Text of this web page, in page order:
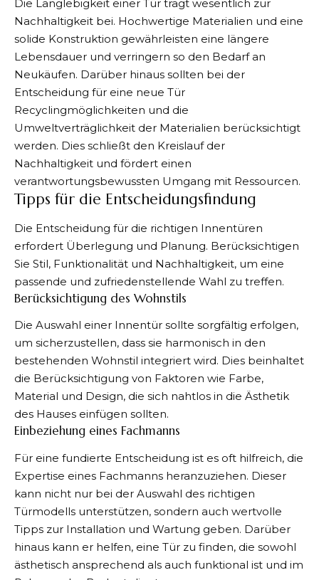
Die Langlebigkeit einer Tür trägt wesentlich zur
Nachhaltigkeit bei. Hochwertige Materialien und eine
solide Konstruktion gewährleisten eine längere
Lebensdauer und verringern so den Bedarf an
Neukäufen. Darüber hinaus sollten bei der
Entscheidung für eine neue Tür
Recyclingmöglichkeiten und die
Umweltverträglichkeit der Materialien berücksichtigt
werden. Dies schließt den Kreislauf der
Nachhaltigkeit und fördert einen
verantwortungsbewussten Umgang mit Ressourcen.
Tipps für die Entscheidungsfindung
Die Entscheidung für die richtigen Innentüren
erfordert Überlegung und Planung. Berücksichtigen
Sie Stil, Funktionalität und Nachhaltigkeit, um eine
passende und zufriedenstellende Wahl zu treffen.
Berücksichtigung des Wohnstils
Die Auswahl einer Innentür sollte sorgfältig erfolgen,
um sicherzustellen, dass sie harmonisch in den
bestehenden Wohnstil integriert wird. Dies beinhaltet
die Berücksichtigung von Faktoren wie Farbe,
Material und Design, die sich nahtlos in die Ästhetik
des Hauses einfügen sollten.
Einbeziehung eines Fachmanns
Für eine fundierte Entscheidung ist es oft hilfreich, die
Expertise eines Fachmanns heranzuziehen. Dieser
kann nicht nur bei der Auswahl des richtigen
Türmodells unterstützen, sondern auch wertvolle
Tipps zur Installation und Wartung geben. Darüber
hinaus kann er helfen, eine Tür zu finden, die sowohl
ästhetisch ansprechend als auch funktional ist und im